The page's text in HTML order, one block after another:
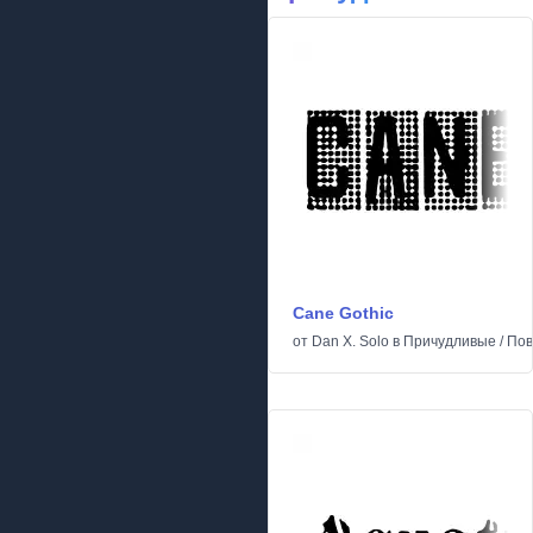
Cane Gothic
от Dan X. Solo в Причудливые /